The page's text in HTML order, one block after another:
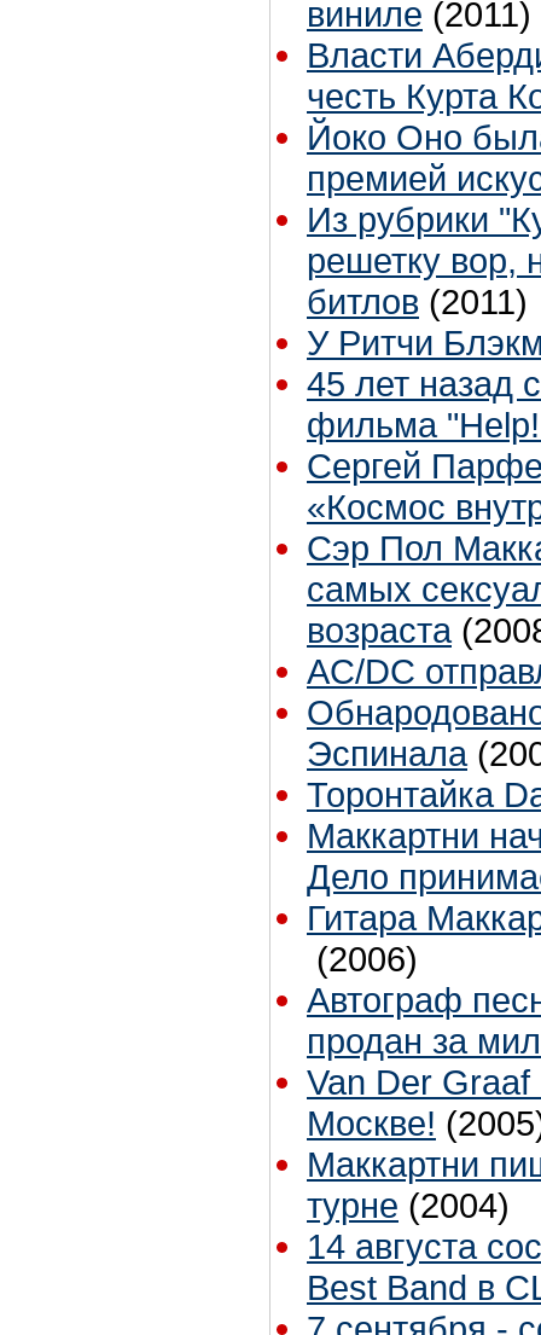
виниле (2011)
Власти
честь Курта
Йоко Оно
премией
Из рубрики
решетку вор,
битлов (2011)
У Ритчи
45 лет назад
фильма
Сергей
«Космос
Сэр Пол
самых
возраста
AC/DC
Эспинала
Торонтайка
Маккартни
Дело
Гитара
(2006)
Автограф
продан за
Van Der
Москве!
Маккартни
турне (2004)
14 августа
Best Band в